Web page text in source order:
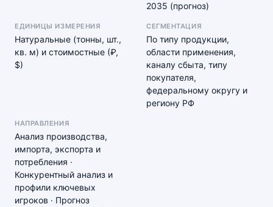
2035 (прогноз)
ЕДИНИЦЫ ИЗМЕРЕНИЯ
Натуральные (тонны, шт.,
кв. м) и стоимостные (₽,
$)
СЕГМЕНТАЦИЯ
По типу продукции,
области применения,
каналу сбыта, типу
покупателя,
федеральному округу и
региону РФ
НАПРАВЛЕНИЯ
Анализ производства,
импорта, экспорта и
потребления ·
Конкурентный анализ и
профили ключевых
игроков · Прогноз